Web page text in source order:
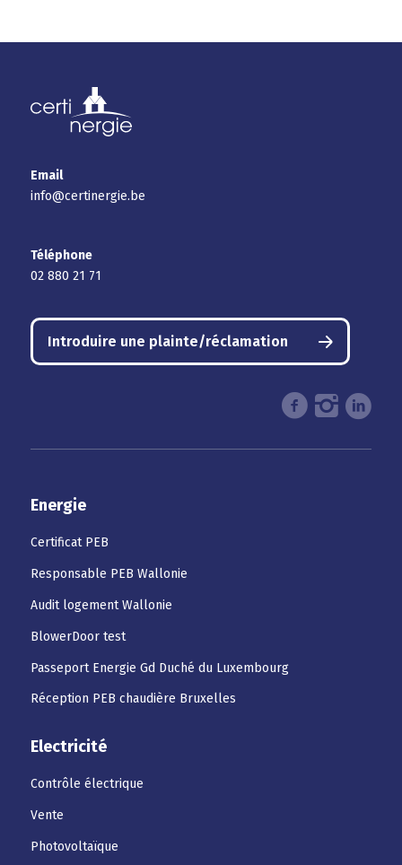
Email
info@certinergie.be
Téléphone
02 880 21 71
Introduire une plainte/réclamation
Energie
Certificat PEB
Responsable PEB Wallonie
Audit logement Wallonie
BlowerDoor test
Passeport Energie Gd Duché du Luxembourg
Réception PEB chaudière Bruxelles
Electricité
Contrôle électrique
Vente
Photovoltaïque